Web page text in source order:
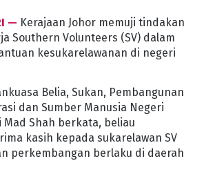
— Kerajaan Johor memuji tindakan
Southern Volunteers (SV) dalam
kesukarelawanan di negeri
Belia, Sukan, Pembangunan
dan Sumber Manusia Negeri
Mad Shah berkata, beliau
kasih kepada sukarelawan SV
perkembangan berlaku di daerah